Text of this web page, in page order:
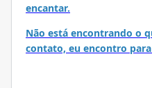
encantar.
Não está encontrando o
contato, eu encontro